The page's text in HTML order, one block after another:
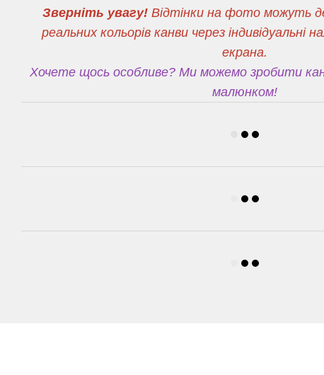
Зверніть увагу! Відтінки на фото можуть
реальних кольорів канви через
екрана.
Хочете щось особливе? Ми можемо зробити
малюнком!